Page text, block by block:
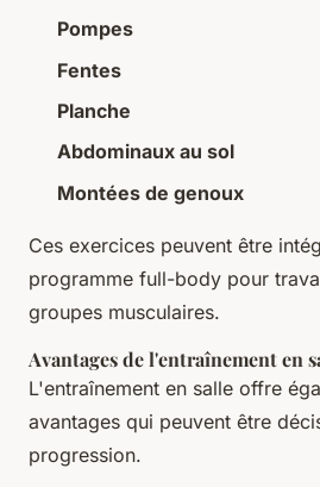
Pompes
Fentes
Planche
Abdominaux au sol
Montées de genoux
Ces exercices peuvent être
programme full-body pour
groupes musculaires.
Avantages de l'entraînement en
L'entraînement en salle offre
avantages qui peuvent être
progression.